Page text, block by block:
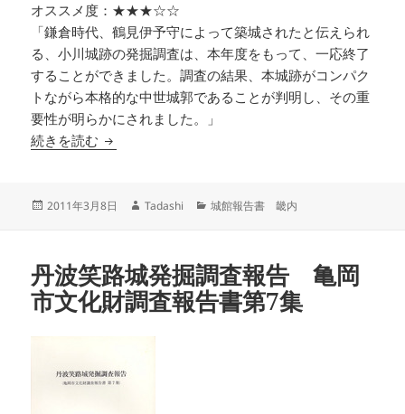
オススメ度：★★★☆☆
「鎌倉時代、鶴見伊予守によって築城されたと伝えられ
る、小川城跡の発掘調査は、本年度をもって、一応終了
することができました。調査の結果、本城跡がコンパク
トながら本格的な中世城郭であることが判明し、その重
要性が明らかにされました。」
続きを読む 小川城跡発掘調査報告書Ⅱ 信楽町文化財調査報
投
2011年3月8日
作
Tadashi
カ
ー
城館報告書 畿内
丹波笑路城発掘調査報告 亀岡
市文化財調査報告書第7集